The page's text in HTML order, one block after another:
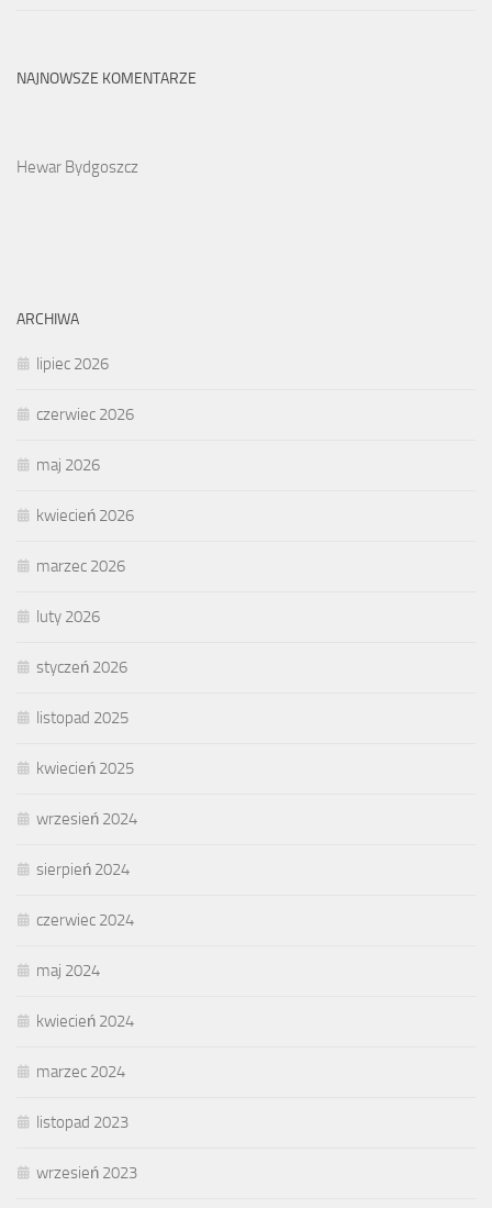
NAJNOWSZE KOMENTARZE
Hewar Bydgoszcz
ARCHIWA
lipiec 2026
czerwiec 2026
maj 2026
kwiecień 2026
marzec 2026
luty 2026
styczeń 2026
listopad 2025
kwiecień 2025
wrzesień 2024
sierpień 2024
czerwiec 2024
maj 2024
kwiecień 2024
marzec 2024
listopad 2023
wrzesień 2023